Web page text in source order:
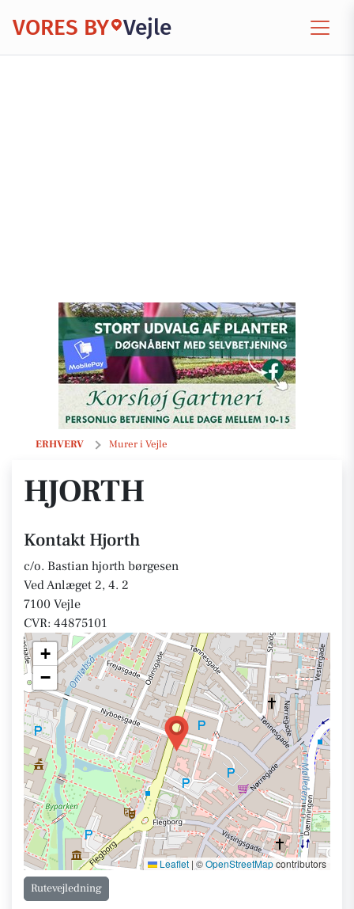
VORES BY Vejle
ERHVERV Murer i Vejle
Hjorth
HJORTH
Kontakt Hjorth
c/o. Bastian hjorth børgesen
Ved Anlæget 2, 4. 2
7100 Vejle
CVR: 44875101
+
−
Leaflet | ©OpenStreetMapcontributors
Rutevejledning